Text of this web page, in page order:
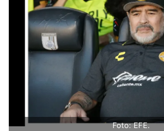
Foto: EFE.